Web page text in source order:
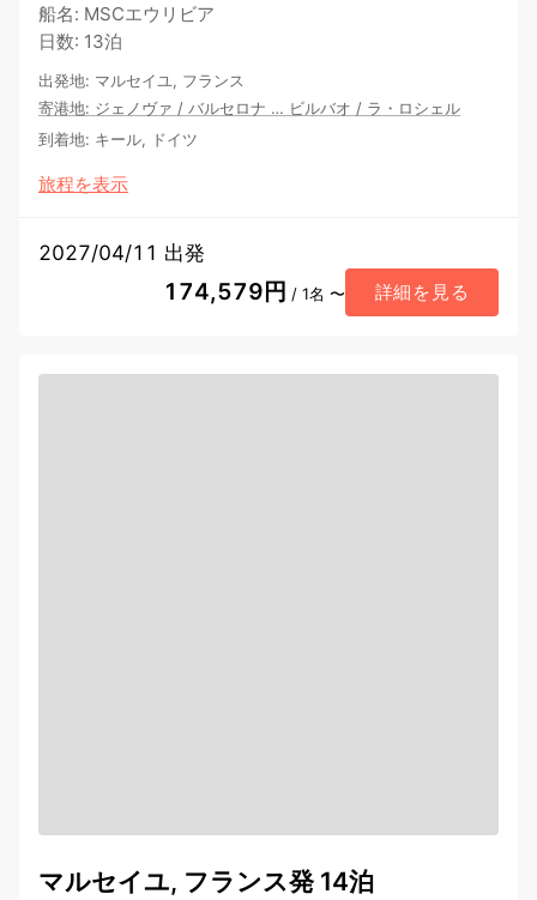
船名: MSCエウリビア
日数: 13泊
出発地: マルセイユ, フランス
寄港地: ジェノヴァ / バルセロナ … ビルバオ / ラ・ロシェル
到着地: キール, ドイツ
旅程を表示
2027/04/11 出発
174,579円 / 1名 〜 詳細を見る
マルセイユ, フランス発 14泊